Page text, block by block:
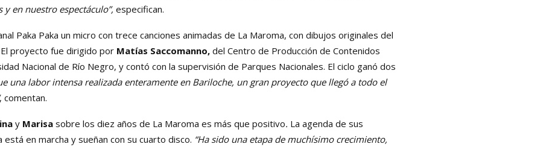
en nuestro espectáculo”, especifican.
Paka Paka un micro con trece canciones animadas de La Maroma, con dibujos originales del
proyecto fue dirigido por Matías Saccomanno, del Centro de Producción de Contenidos
Nacional de Río Negro, y contó con la supervisión de Parques Nacionales. El ciclo ganó dos
una labor intensa realizada enteramente en Bariloche, un gran proyecto que llegó a todo el
, comentan.
y Marisa sobre los diez años de La Maroma es más que positivo. La agenda de sus
en marcha y sueñan con su cuarto disco. “Ha sido una etapa de muchísimo crecimiento,